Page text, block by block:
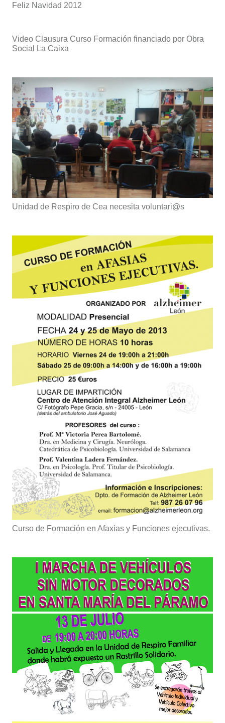
Feliz Navidad 2012
Video Clausura Curso Formación financiado por Obra
Social La Caixa
Unidad de Respiro de Cea necesita voluntari@s
Curso de Formación en Afaxias y Funciones ejecutivas.